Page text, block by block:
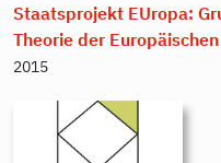
Staatsprojekt EUropa:
Theorie der
2015